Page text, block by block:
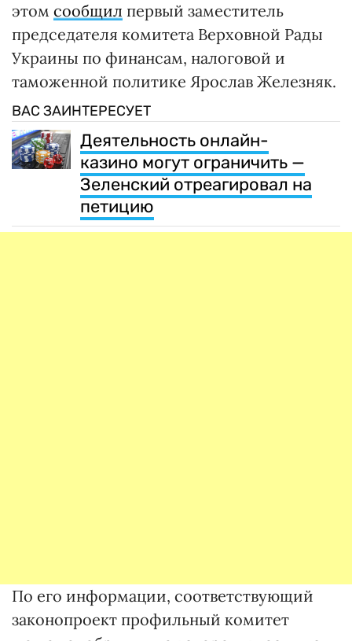
этом сообщил первый заместитель
председателя комитета Верховной Рады
Украины по финансам, налоговой и
таможенной политике Ярослав Железняк.
ВАС ЗАИНТЕРЕСУЕТ
Деятельность онлайн-
казино могут ограничить —
Зеленский отреагировал на
петицию
По его информации, соответствующий
законопроект профильный комитет